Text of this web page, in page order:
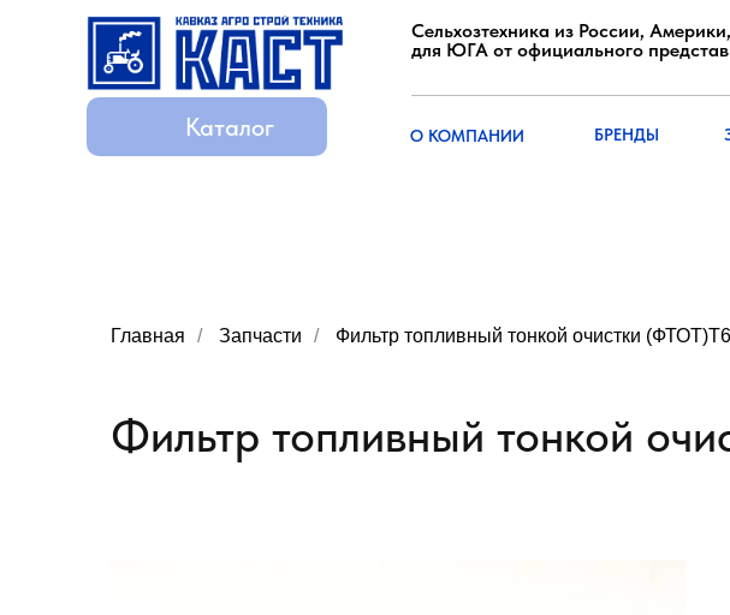
Сельхозтехника из России,
для ЮГА от официального
Каталог БРЕНДЫ
О КОМПАНИИ
О КОМПАНИИ БРЭНДЫ
Каталог
Главная / Запчасти / Фильтр топливный тонкой очистки
Фильтр топливный тонкой